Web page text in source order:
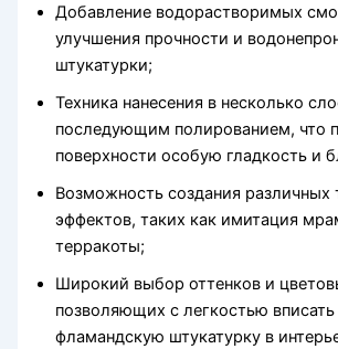
Добавление водорастворимых
улучшения прочности и
штукатурки;
Техника нанесения в несколько
последующим полированием, что
поверхности особую гладкость и
Возможность создания различных
эффектов, таких как имитация
терракоты;
Широкий выбор оттенков и
позволяющих с легкостью
фламандскую штукатурку в